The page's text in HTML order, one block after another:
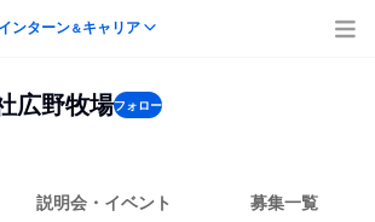
インターン＆キャリア
広野牧場フォロー
説明会・イベント 募集一覧